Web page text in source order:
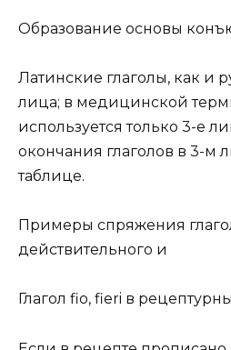
Образование основы
Латинские глаголы, как и
лица; в медицинской
используется только 3-е
окончания глаголов в 3-м
таблице.
Примеры спряжения
действительного и
Глагол fio, fieri в